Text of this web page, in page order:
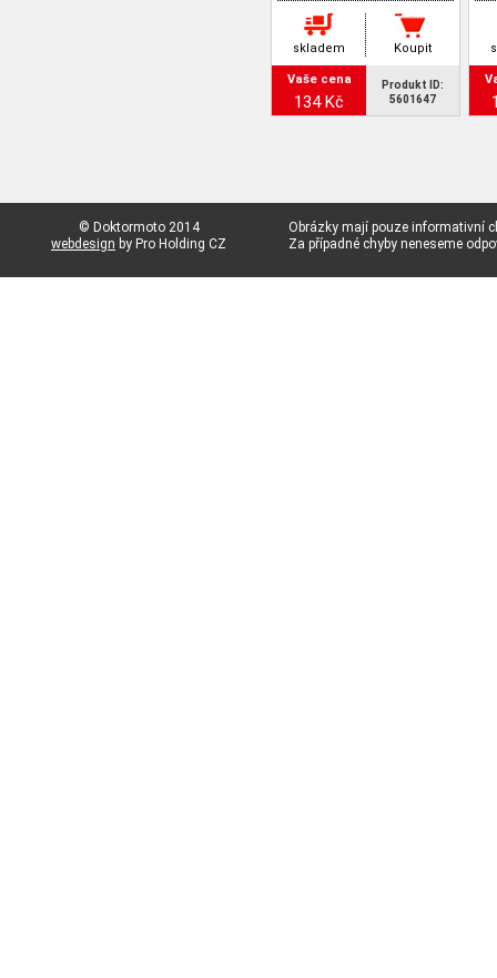
skladem Koupit
Vaše cena
134 Kč
Produkt ID:
5601647
© Doktormoto 2014
webdesign by Pro Holding CZ
Obrázky mají pouze informativní
Za případné chyby neneseme